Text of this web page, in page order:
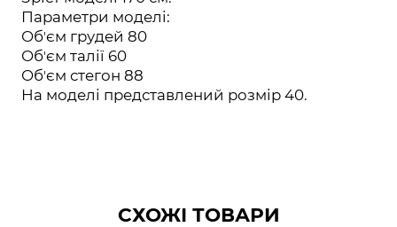
Параметри моделі:
Обʼєм грудей 80
Обʼєм талії 60
Обʼєм стегон 88
На моделі представлений розмір 40.
СХОЖІ ТОВАРИ